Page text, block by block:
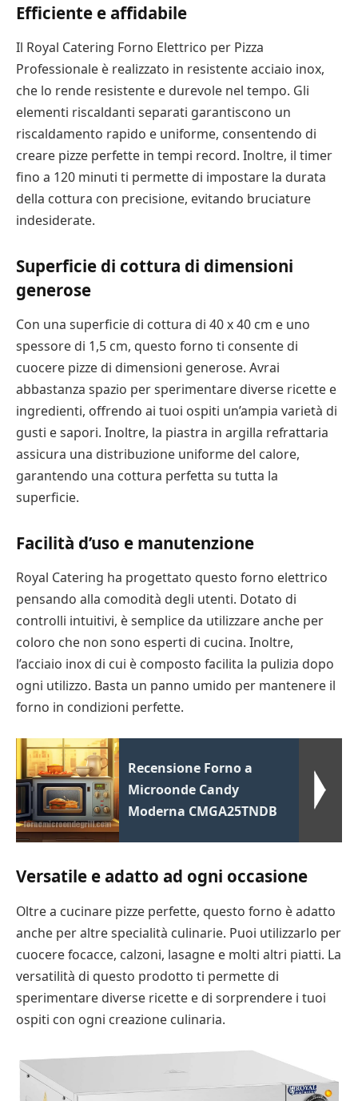
Efficiente e affidabile
Il Royal Catering Forno Elettrico per Pizza
Professionale è realizzato in resistente acciaio inox,
che lo rende resistente e durevole nel tempo. Gli
elementi riscaldanti separati garantiscono un
riscaldamento rapido e uniforme, consentendo di
creare pizze perfette in tempi record. Inoltre, il timer
fino a 120 minuti ti permette di impostare la durata
della cottura con precisione, evitando bruciature
indesiderate.
Superficie di cottura di dimensioni
generose
Con una superficie di cottura di 40 x 40 cm e uno
spessore di 1,5 cm, questo forno ti consente di
cuocere pizze di dimensioni generose. Avrai
abbastanza spazio per sperimentare diverse ricette e
ingredienti, offrendo ai tuoi ospiti un’ampia varietà di
gusti e sapori. Inoltre, la piastra in argilla refrattaria
assicura una distribuzione uniforme del calore,
garantendo una cottura perfetta su tutta la
superficie.
Facilità d’uso e manutenzione
Royal Catering ha progettato questo forno elettrico
pensando alla comodità degli utenti. Dotato di
controlli intuitivi, è semplice da utilizzare anche per
coloro che non sono esperti di cucina. Inoltre,
l’acciaio inox di cui è composto facilita la pulizia dopo
ogni utilizzo. Basta un panno umido per mantenere il
forno in condizioni perfette.
Recensione Forno a
Microonde Candy
Moderna CMGA25TNDB
Versatile e adatto ad ogni occasione
Oltre a cucinare pizze perfette, questo forno è adatto
anche per altre specialità culinarie. Puoi utilizzarlo per
cuocere focacce, calzoni, lasagne e molti altri piatti. La
versatilità di questo prodotto ti permette di
sperimentare diverse ricette e di sorprendere i tuoi
ospiti con ogni creazione culinaria.